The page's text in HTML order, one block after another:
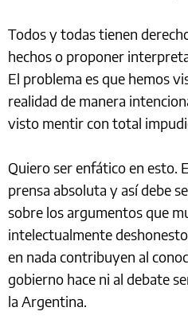
Todos y todas tienen
hechos o proponer
El problema es que hemos
realidad de manera
visto mentir con total
Quiero ser enfático en esto.
prensa absoluta y así debe
sobre los argumentos que
intelectualmente
en nada contribuyen al
gobierno hace ni al debate
la Argentina.